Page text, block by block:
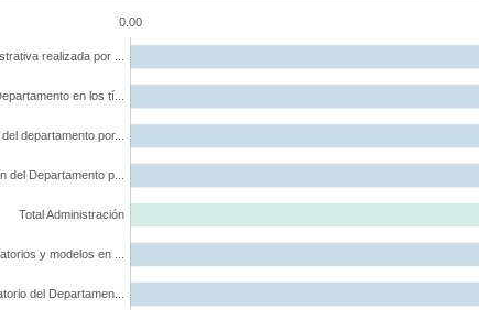
0.00
del Departamen...
y modelos en ...
Total Administración
del Departamento p...
departamento por...
en los tí...
realizada por ...